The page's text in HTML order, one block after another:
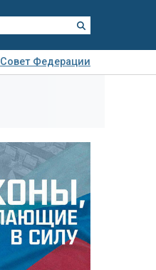
Совет Федерации